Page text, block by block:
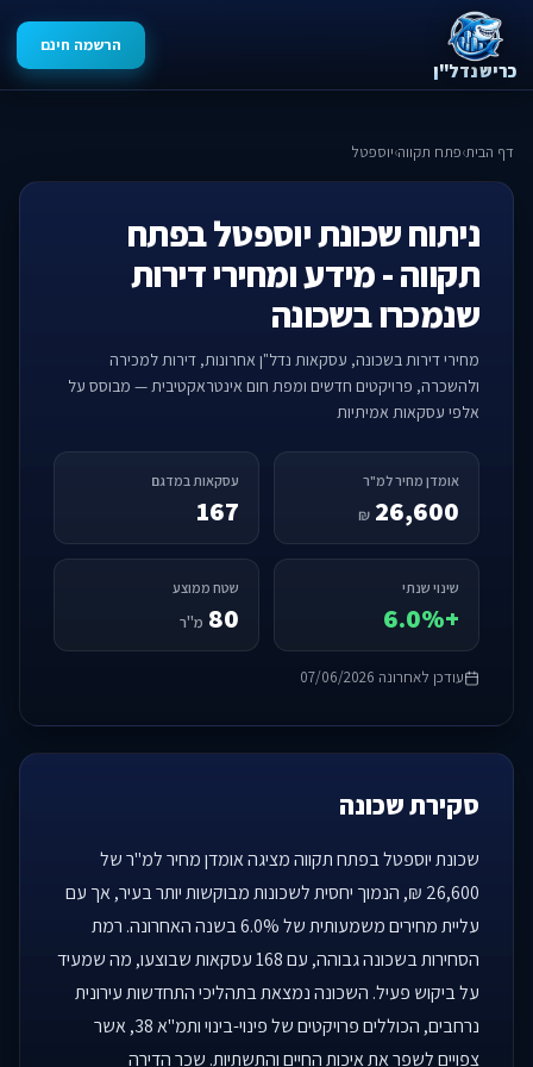
כריש נדל"ן
הרשמה חינם
דף הבית›פתח תקווה›יוספטל
ניתוח שכונת יוספטל בפתח
תקווה - מידע ומחירי דירות
שנמכרו בשכונה
מחירי דירות בשכונה, עסקאות נדל"ן אחרונות, דירות למכירה
ולהשכרה, פרויקטים חדשים ומפת חום אינטראקטיבית — מבוסס על
אלפי עסקאות אמיתיות
אומדן מחיר למ"ר
26,600
₪
עסקאות במדגם
167
שינוי שנתי
+6.0%
שטח ממוצע
80 מ"ר
עודכן לאחרונה 07/06/2026
סקירת שכונה
שכונת יוספטל בפתח תקווה מציגה אומדן מחיר למ"ר של
26,600 ₪, הנמוך יחסית לשכונות מבוקשות יותר בעיר, אך עם
עליית מחירים משמעותית של 6.0% בשנה האחרונה. רמת
הסחירות בשכונה גבוהה, עם 168 עסקאות שבוצעו, מה שמעיד
על ביקוש פעיל. השכונה נמצאת בתהליכי התחדשות עירונית
נרחבים, הכוללים פרויקטים של פינוי-בינוי ותמ"א 38, אשר
צפויים לשפר את איכות החיים והתשתיות. שכר הדירה